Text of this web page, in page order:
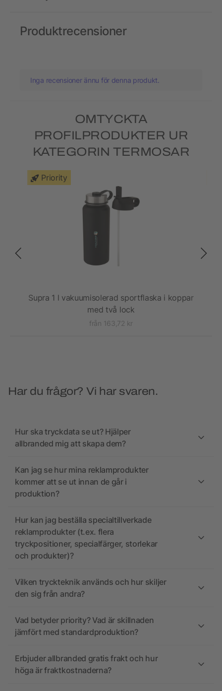
Produktrecensioner
Inga recensioner ännu för denna produkt.
OMTYCKTA
PROFILPRODUKTER UR
KATEGORIN TERMOSAR
Priority
Supra 1 l vakuumisolerad sportflaska i koppar
med två lock
från 163,72 kr
Har du frågor? Vi har svaren.
Hur ska tryckdata se ut? Hjälper
allbranded mig att skapa dem?
Kan jag se hur mina reklamprodukter
kommer att se ut innan de går i
produktion?
Hur kan jag beställa specialtillverkade
reklamprodukter (t.ex. flera
tryckpositioner, specialfärger, storlekar
och produkter)?
Vilken tryckteknik används och hur skiljer
den sig från andra?
Vad betyder priority? Vad är skillnaden
jämfört med standardproduktion?
Erbjuder allbranded gratis frakt och hur
höga är fraktkostnaderna?